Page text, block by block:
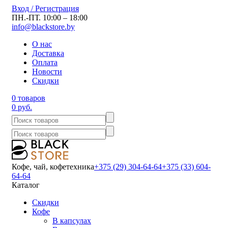
Вход / Регистрация
ПН.-ПТ. 10:00 – 18:00
info@blackstore.by
О нас
Доставка
Оплата
Новости
Скидки
0 товаров
0 руб.
Кофе, чай, кофетехника+375 (29) 304-64-64+375 (33) 604-
64-64
Каталог
Скидки
Кофе
В капсулах